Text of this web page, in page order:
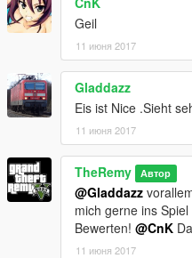
Geil
11 июня 2017
Gladdazz
Eis ist Nice .Sieht
11 июня 2017
TheRemy Автор
@Gladdazz
mich gerne ins
Bewerten! @CnK
11 июня 2017